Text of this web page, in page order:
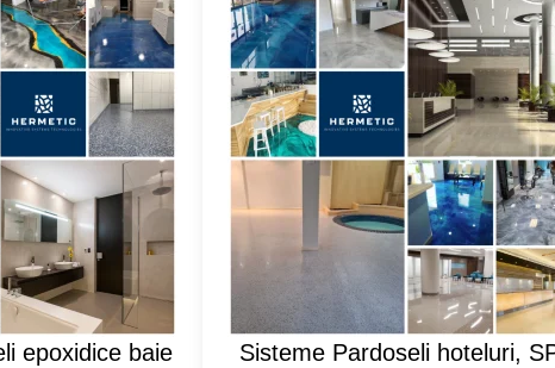
epoxidice baie Sisteme Pardoseli hoteluri,